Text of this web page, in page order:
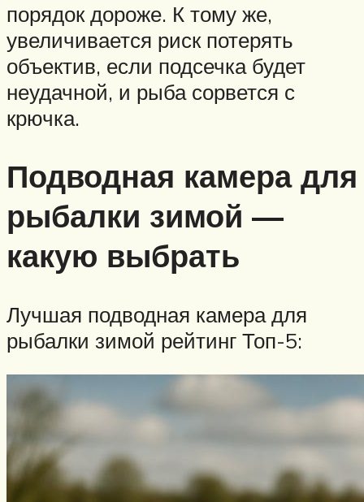
порядок дороже. К тому же,
увеличивается риск потерять
объектив, если подсечка будет
неудачной, и рыба сорвется с
крючка.
Подводная камера для
рыбалки зимой —
какую выбрать
Лучшая подводная камера для
рыбалки зимой рейтинг Топ-5: